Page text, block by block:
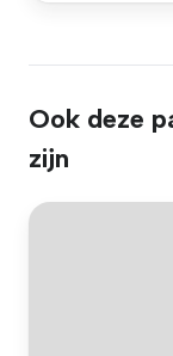
Ook deze
zijn